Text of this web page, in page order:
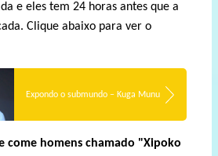
e eles tem 24 horas antes que a
Clique abaixo para ver o
Expondo o submundo – Kuga Munu
come homens chamado "Xipoko